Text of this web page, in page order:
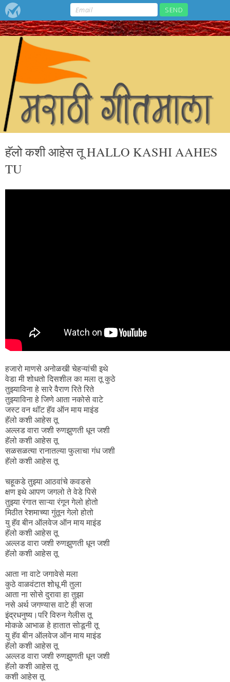
हॅलो कशी आहेस तू HALLO KASHI AAHES
TU
हजारो माणसे अनोळखी चेहऱ्यांची इथे
वेडा मी शोधतो दिसशील का मला तू कुठे
तुझ्याविना हे सारे वैराण रिते रिते
तुझ्याविना हे जिणे आता नकोसे वाटे
जस्ट वन थॉट हॅव ऑन माय माइंड
हॅलो कशी आहेस तू
अल्लड वारा जशी रुणझुणती धून जशी
हॅलो कशी आहेस तू
सळसळत्या रानातल्या फुलाचा गंध जशी
हॅलो कशी आहेस तू
चहूकडे तुझ्या आठवांचे कवडसे
क्षण इथे आपण जगलो ते वेडे पिसे
तुझ्या रंगात साऱ्या रंगून गेलो होतो
मिठीत रेशमाच्या गुंतून गेलो होतो
यु हॅव बीन ऑलवेज ऑन माय माइंड
हॅलो कशी आहेस तू
अल्लड वारा जशी रुणझुणती धून जशी
हॅलो कशी आहेस तू
आता ना वाटे जगावेसे मला
कुठे वाळवंटात शोधू मी तुला
आता ना सोसे दुरावा हा तुझा
नसे अर्थ जगण्यास वाटे ही सजा
इंद्रधनुष्य।परि विरुन गेलीस तू
मोकळे आभाळ हे हातात सोडूनी तू
यु हॅव बीन ऑलवेज ऑन माय माइंड
हॅलो कशी आहेस तू
अल्लड वारा जशी रुणझुणती धून जशी
हॅलो कशी आहेस तू
कशी आहेस तू